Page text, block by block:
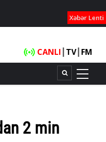
Xəbər Lenti
CANLI TV┃ FM
2 min